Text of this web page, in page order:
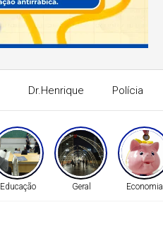
Dr.Henrique Polícia
Educação Geral Economia